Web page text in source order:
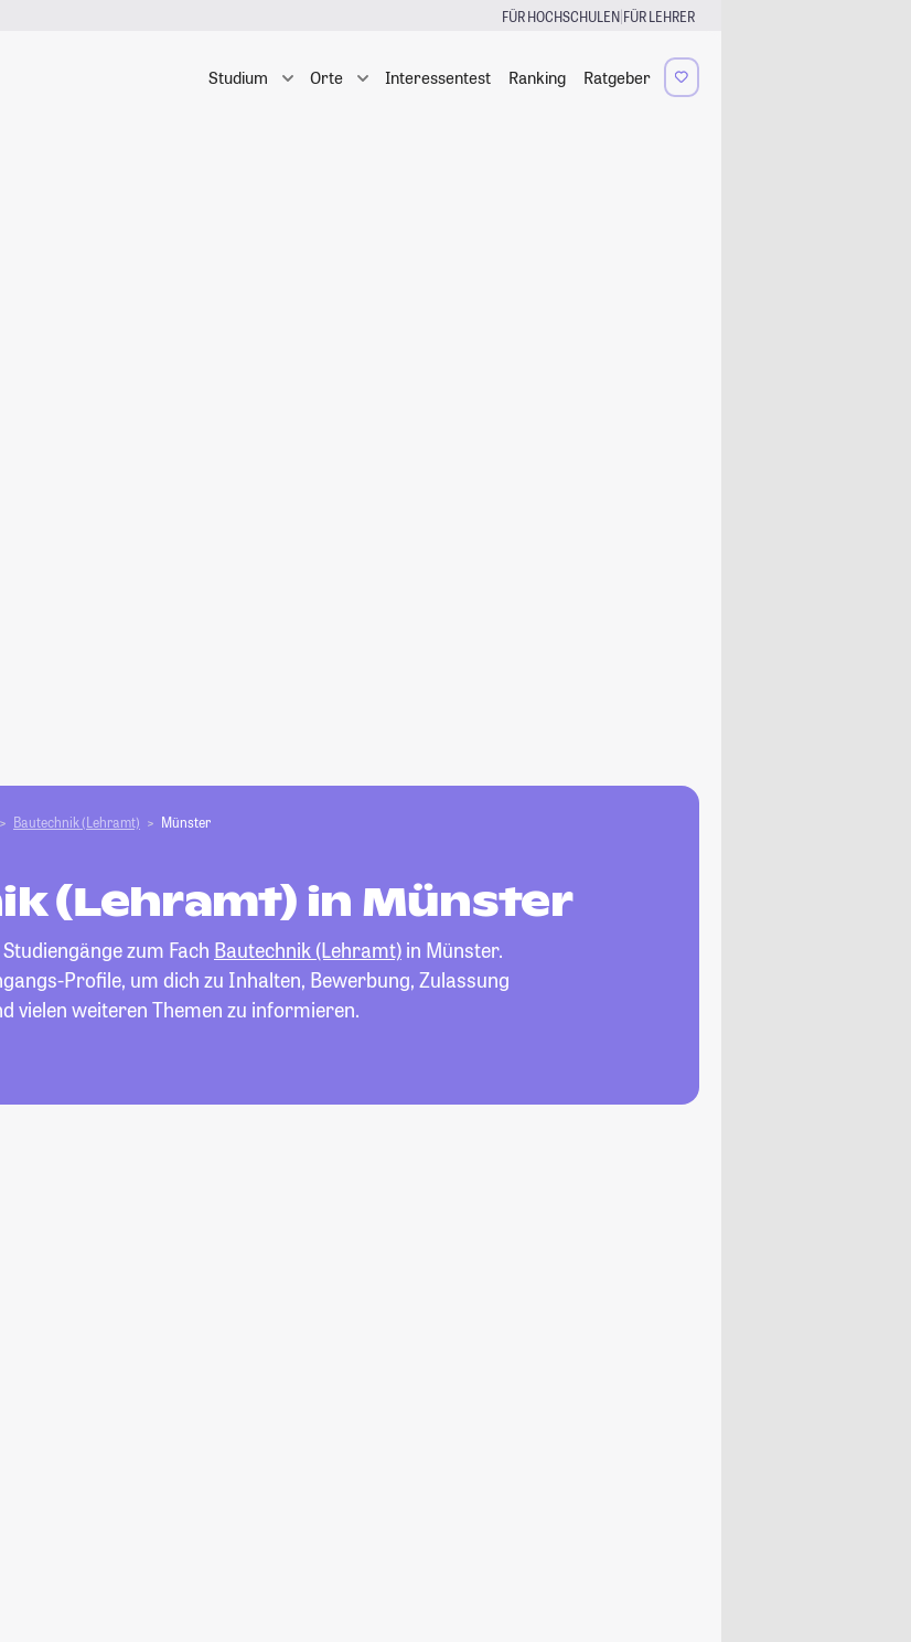
FÜR HOCHSCHULEN|FÜR LEHRER
Studium Orte Interessentest Ranking Ratgeber
Bautechnik (Lehramt) Münster
(Lehramt) in Münster
zum Fach Bautechnik (Lehramt) in Münster.
Profile, um dich zu Inhalten, Bewerbung, Zulassung
vielen weiteren Themen zu informieren.